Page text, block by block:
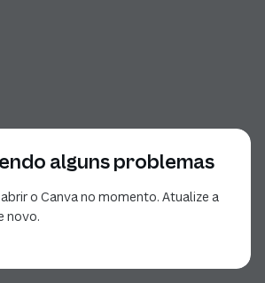
alguns problemas
o Canva no momento. Atualize a
novo.